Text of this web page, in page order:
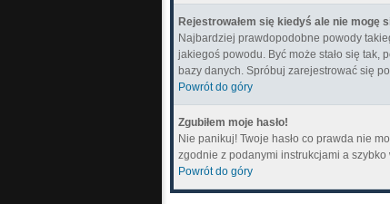
Rejestrowałem się kiedyś ale nie mogę
Najbardziej prawdopodobne powody
jakiegoś powodu. Być może stało się tak,
bazy danych. Spróbuj zarejestrować się
Powrót do góry
Zgubiłem moje hasło!
Nie panikuj! Twoje hasło co prawda nie
zgodnie z podanymi instrukcjami a szybko
Powrót do góry